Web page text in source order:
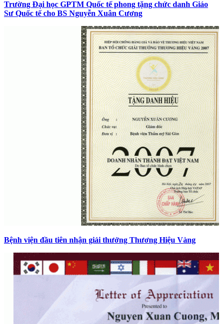
Trường Đại học GPTM Quốc tế phong tặng chức danh Giáo
Sư Quốc tế cho BS Nguyễn Xuân Cương
Bệnh viện đầu tiên nhận giải thưởng Thương Hiệu Vàng